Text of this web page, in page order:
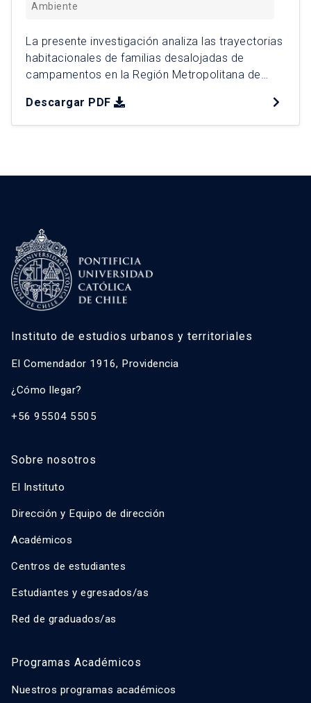
Ambiente
La presente investigación analiza las trayectorias
habitacionales de familias desalojadas de
campamentos en la Región Metropolitana de
desalojos y del cambio de criterio adoptado por
la Corte Suprema desde 2022. Mediante un
entrevistas […]
Descargar PDF
Instituto de estudios urbanos y territoriales
El Comendador 1916, Providencia
¿Cómo llegar?
+56 95504 5505
Sobre nosotros
El Instituto
Dirección y Equipo de dirección
Académicos
Centros de estudiantes
Estudiantes y egresados/as
Red de graduados/as
Programas Académicos
Nuestros programas académicos